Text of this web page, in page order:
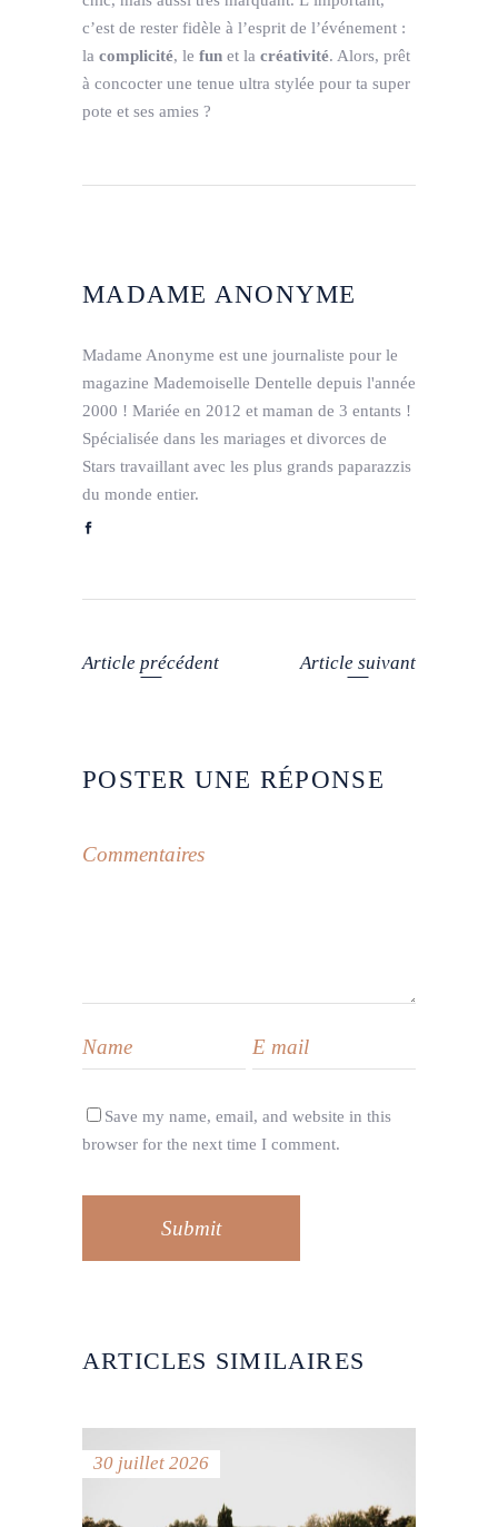
c’est de rester fidèle à l’esprit de l’événement :
la complicité, le fun et la créativité. Alors, prêt
à concocter une tenue ultra stylée pour ta super
pote et ses amies ?
MADAME ANONYME
Madame Anonyme est une journaliste pour le
magazine Mademoiselle Dentelle depuis l'année
2000 ! Mariée en 2012 et maman de 3 entants !
Spécialisée dans les mariages et divorces de
Stars travaillant avec les plus grands paparazzis
du monde entier.
Article précédent Article suivant
POSTER UNE RÉPONSE
Save my name, email, and website in this
browser for the next time I comment.
Submit
ARTICLES SIMILAIRES
30 juillet 2026